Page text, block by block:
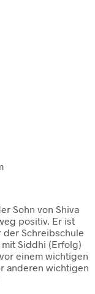
Sohn von Shiva
positiv. Er ist
der Schreibschule
Siddhi (Erfolg)
einem wichtigen
anderen wichtigen